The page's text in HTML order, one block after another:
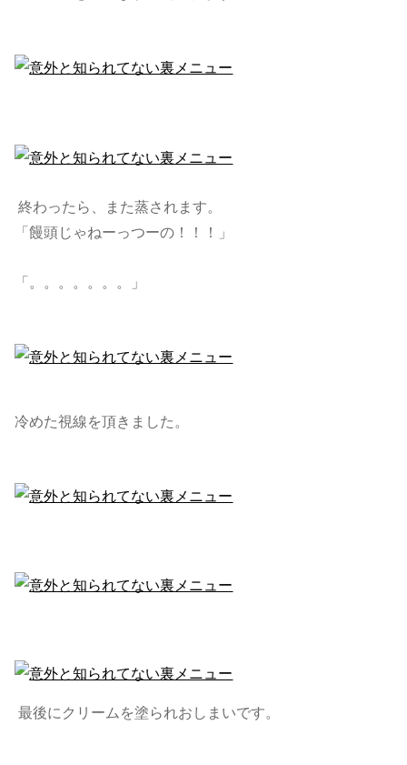
終わったら、また蒸されます。
「饅頭じゃねーっつーの！！！」
「。。。。。。。」
冷めた視線を頂きました。
最後にクリームを塗られおしまいです。